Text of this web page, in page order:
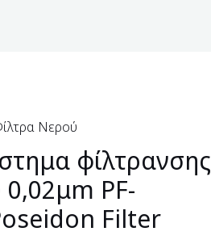
Νερού
φίλτρανσης
PF-
Filter